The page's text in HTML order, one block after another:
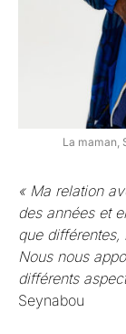
La maman,
« Ma relation
des années et
que différentes,
Nous nous
différents
Seynabou